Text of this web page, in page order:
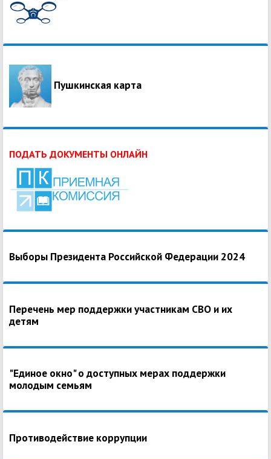
Пушкинская карта
ПОДАТЬ ДОКУМЕНТЫ ОНЛАЙН
Выборы Президента Российской Федерации 2024
Перечень мер поддержки участникам СВО и их
детям
"Единое окно" о доступных мерах поддержки
молодым семьям
Противодействие коррупции